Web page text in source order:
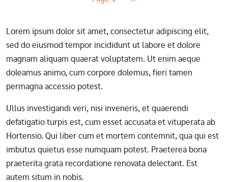
Lorem ipsum dolor sit amet, consectetur adipiscing elit,
sed do eiusmod tempor incididunt ut labore et dolore
magnam aliquam quaerat voluptatem. Ut enim aeque
doleamus animo, cum corpore dolemus, fieri tamen
permagna accessio potest.
Ullus investigandi veri, nisi inveneris, et quaerendi
defatigatio turpis est, cum esset accusata et vituperata ab
Hortensio. Qui liber cum et mortem contemnit, qua qui est
imbutus quietus esse numquam potest. Praeterea bona
praeterita grata recordatione renovata delectant. Est
autem situm in nobis.